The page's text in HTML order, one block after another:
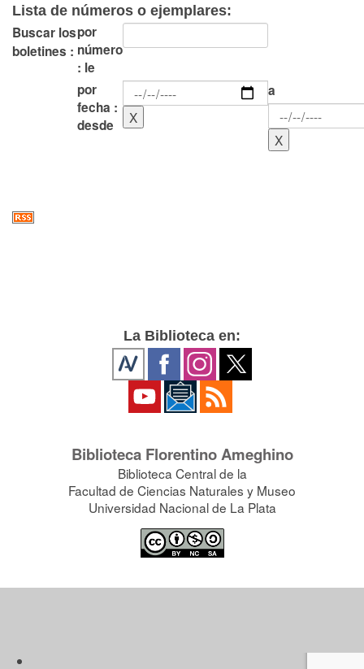
Lista de números o ejemplares:
Buscar los
boletines :
por
número
: le
por
fecha :
desde
a
La Biblioteca en:
Biblioteca Florentino Ameghino
Biblioteca Central de la
Facultad de Ciencias Naturales y Museo
Universidad Nacional de La Plata